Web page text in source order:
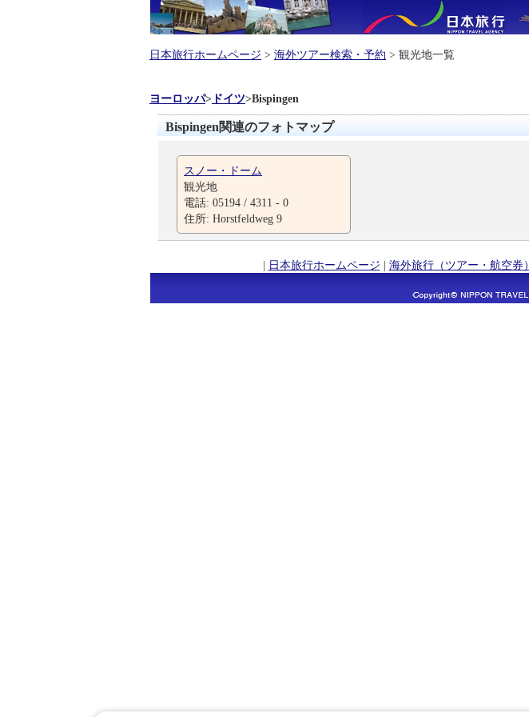
日本旅行ホームページ > 海外ツアー検索・予約 > 観光地一覧
ヨーロッパ> ドイツ>Bispingen
Bispingen関連のフォトマップ
スノー・ドーム
観光地
電話: 05194 / 4311 - 0
住所: Horstfeldweg 9
| 日本旅行ホームページ | 海外旅行（ツアー・航空券）